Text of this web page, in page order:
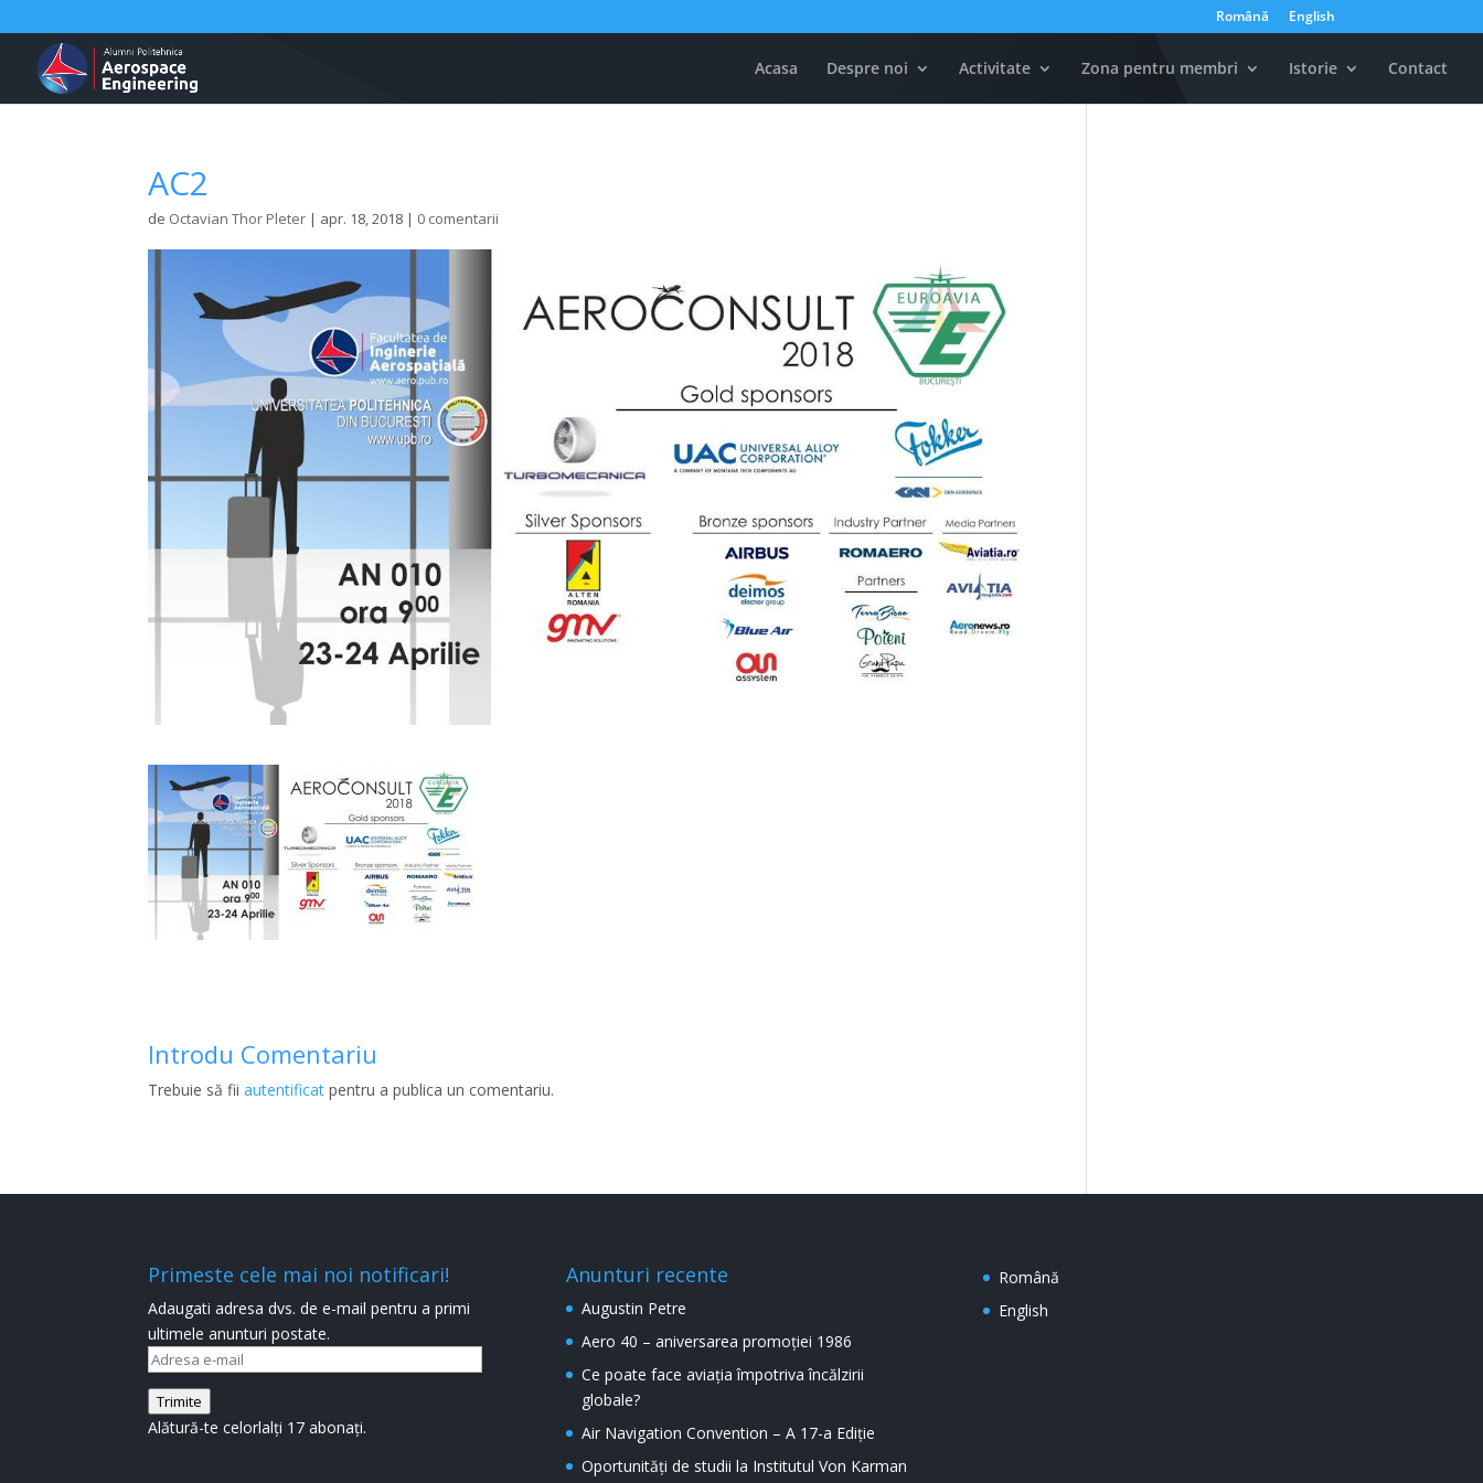
Română English
Acasa Despre noi Activitate Zona pentru membri Istorie Contact
AC2
de Octavian Thor Pleter | apr. 18, 2018 | 0 comentarii
Introdu Comentariu
Trebuie să fiiautentificat pentru a publica un comentariu.
Primeste cele mai noi notificari!
Adaugati adresa dvs. de e-mail pentru a primi
ultimele anunturi postate.
Adresa
e-
mail
Trimite
Alătură-te celorlalți 17 abonați.
Anunturi recente
Augustin Petre
Aero 40 – aniversarea promoției 1986
Ce poate face aviația împotriva încălzirii
globale?
Air Navigation Convention – A 17-a Ediție
Oportunități de studii la Institutul Von Karman
Română
English